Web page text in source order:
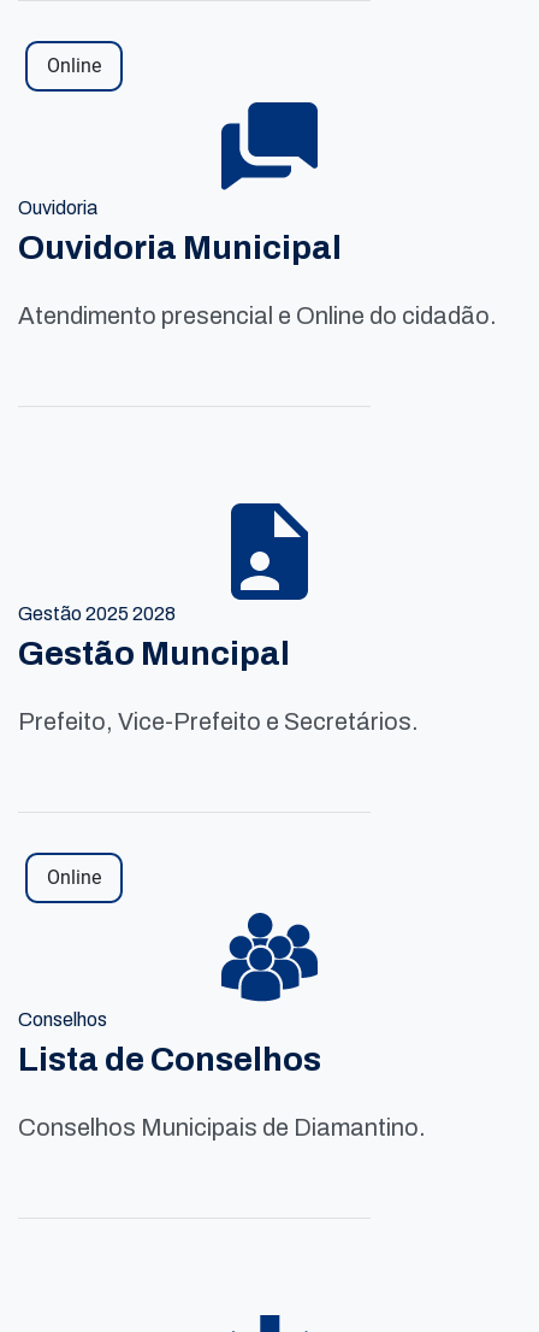
Online
Ouvidoria
Ouvidoria Municipal
Atendimento presencial e Online do cidadão.
Gestão 2025 2028
Gestão Muncipal
Prefeito, Vice-Prefeito e Secretários.
Online
Conselhos
Lista de Conselhos
Conselhos Municipais de Diamantino.